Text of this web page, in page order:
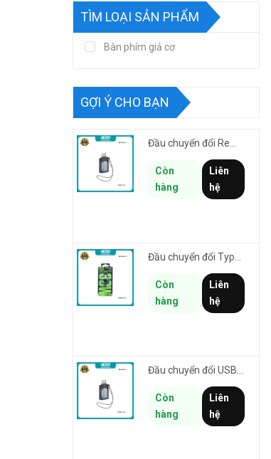
TÌM LOẠI SẢN PHẨM
Bàn phím giả cơ
GỢI Ý CHO BẠN
Đầu chuyển đổi Remax CB32-L-AF từ USB sang Lightning male cho thiết bị cổng USB kết nối iphone/ipad
Còn
hàng
Liên
hệ
Còn
hàng
Liên
hệ
Đầu chuyển đổi USB 3.0 to TypeC REMAX CB32-C-AF hỗ trợ truyền data tối đa 5Gbps
Còn
hàng
Liên
hệ